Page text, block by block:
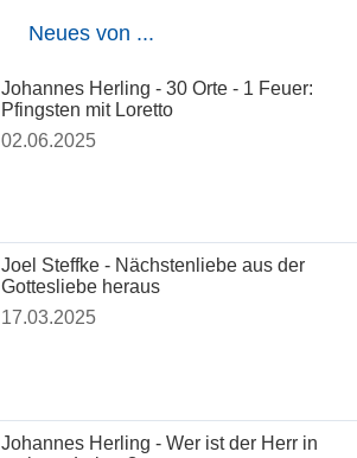
Neues von ...
Johannes Herling - 30 Orte - 1 Feuer:
Pfingsten mit Loretto
02.06.2025
Joel Steffke - Nächstenliebe aus der
Gottesliebe heraus
17.03.2025
Johannes Herling - Wer ist der Herr in